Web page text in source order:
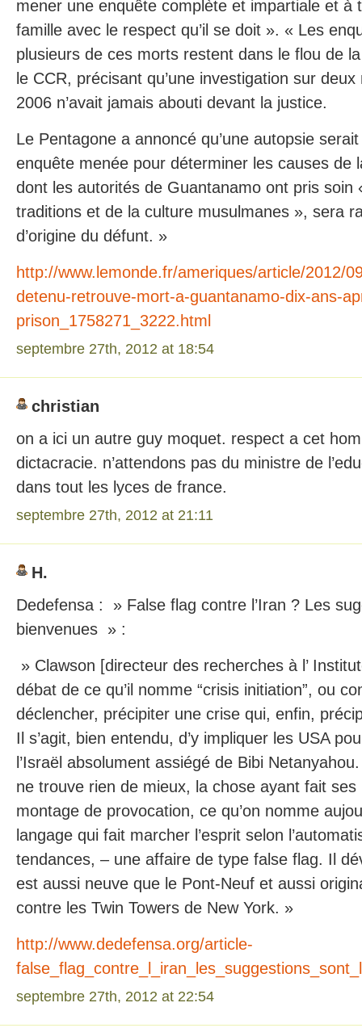
mener une enquête complète et impartiale et à
famille avec le respect qu’il se doit ». « Les
plusieurs de ces morts restent dans le flou de
le CCR, précisant qu’une investigation sur
2006 n’avait jamais abouti devant la justice.
Le Pentagone a annoncé qu’une autopsie
enquête menée pour déterminer les causes de
dont les autorités de Guantanamo ont pris soin
traditions et de la culture musulmanes », sera
d’origine du défunt. »
http://www.lemonde.fr/ameriques/article/2012/
detenu-retrouve-mort-a-guantanamo-dix-ans-
prison_1758271_3222.html
septembre 27th, 2012 at 18:54
christian
on a ici un autre guy moquet. respect a cet
dictacracie. n’attendons pas du ministre de
dans tout les lyces de france.
septembre 27th, 2012 at 21:11
H.
Dedefensa : » False flag contre l’Iran ? Les
bienvenues » :
» Clawson [directeur des recherches à l’
débat de ce qu’il nomme “crisis initiation”, ou
déclencher, précipiter une crise qui, enfin,
Il s’agit, bien entendu, d’y impliquer les USA
l’Israël absolument assiégé de Bibi
ne trouve rien de mieux, la chose ayant fait ses
montage de provocation, ce qu’on nomme
langage qui fait marcher l’esprit selon
tendances, – une affaire de type false flag. Il
est aussi neuve que le Pont-Neuf et aussi
contre les Twin Towers de New York. »
http://www.dedefensa.org/article-
septembre 27th, 2012 at 22:54